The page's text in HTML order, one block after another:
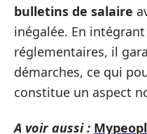
bulletins de salaire
inégalée. En
réglementaires, il
démarches, ce qui
constitue un aspect
A voir aussi :